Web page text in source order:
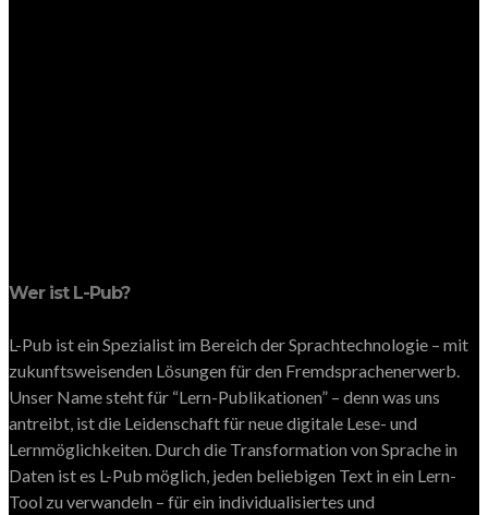
Wer ist L-Pub?
L-Pub ist ein Spezialist im Bereich der Sprachtechnologie – mit
zukunftsweisenden Lösungen für den Fremdsprachenerwerb.
Unser Name steht für “Lern-Publikationen” – denn was uns
antreibt, ist die Leidenschaft für neue digitale Lese- und
Lernmöglichkeiten. Durch die Transformation von Sprache in
Daten ist es L-Pub möglich, jeden beliebigen Text in ein Lern-
Tool zu verwandeln – für ein individualisiertes und